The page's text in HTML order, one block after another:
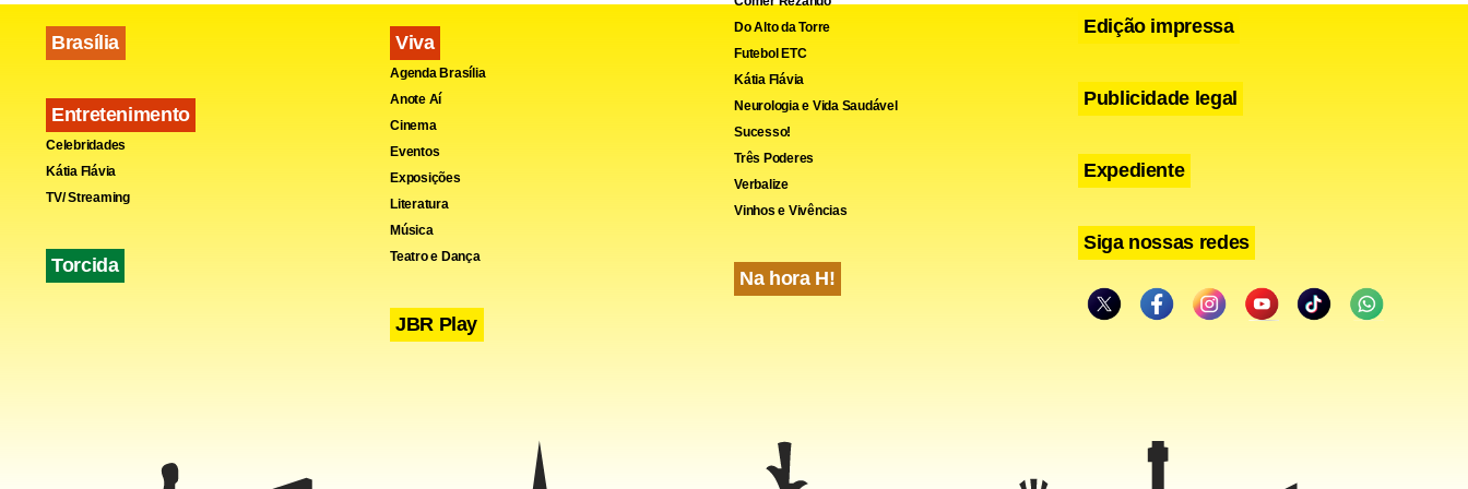
liberal Nós Somos a Igreja. Em 2004, foram ordenados 112 padres, mas 311 morreram,
Brasília
Entretenimento
Celebridades
Kátia Flávia
TV/ Streaming
Torcida
Viva
Agenda Brasília
Anote Aí
Cinema
Eventos
Exposições
Literatura
Música
Teatro e Dança
JBR Play
Do Alto da Torre
Futebol ETC
Kátia Flávia
Neurologia e Vida Saudável
Sucesso!
Três Poderes
Verbalize
Vinhos e Vivências
Na hora H!
Edição impressa
Publicidade legal
Expediente
Siga nossas redes